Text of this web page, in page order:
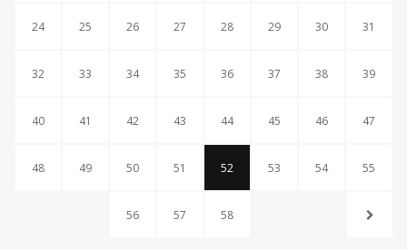
24 25 26 27 28 29 30 31
32 33 34 35 36 37 38 39
40 41 42 43 44 45 46 47
48 49 50 51 52 53 54 55
56 57 58